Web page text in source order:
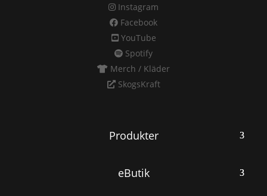
Instagram
Facebook
YouTube
Spotify
Merch / Kläder
SkogsKraft
Produkter
eButik